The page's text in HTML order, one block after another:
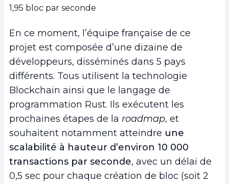
1,95 bloc par seconde
En ce moment, l’équipe française de ce
projet est composée d’une dizaine de
développeurs, disséminés dans 5 pays
différents. Tous utilisent la technologie
Blockchain ainsi que le langage de
programmation Rust. Ils exécutent les
prochaines étapes de la roadmap, et
souhaitent notamment atteindre une
scalabilité à hauteur d’environ 10 000
transactions par seconde, avec un délai de
0,5 sec pour chaque création de bloc (soit 2